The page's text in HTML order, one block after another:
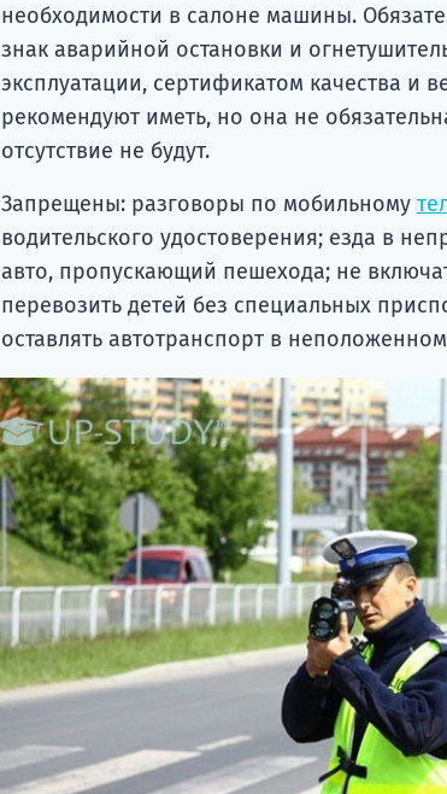
необходимости в салоне машины.
знак аварийной остановки и
эксплуатации, сертификатом качества и
рекомендуют иметь, но она не
отсутствие не будут.
Запрещены: разговоры по мобильному
водительского удостоверения; езда в
авто, пропускающий пешехода; не
перевозить детей без специальных
оставлять автотранспорт в